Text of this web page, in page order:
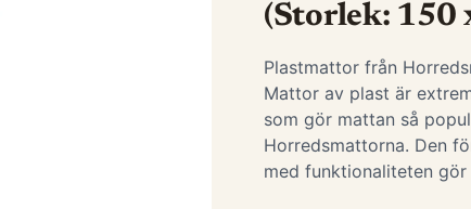
(Storlek: 150
Plastmattor från
Mattor av plast är
som gör mattan så
Horredsmattorna. Den
med funktionaliteten